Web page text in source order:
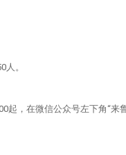
。
，在微信公众号左下角“来